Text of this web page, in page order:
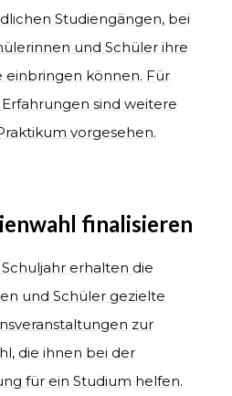
Studiengängen, bei
und Schüler ihre
einbringen können. Für
sind weitere
vorgesehen.
finalisieren
erhalten die
und Schüler gezielte
zur
die ihnen bei der
für ein Studium helfen.